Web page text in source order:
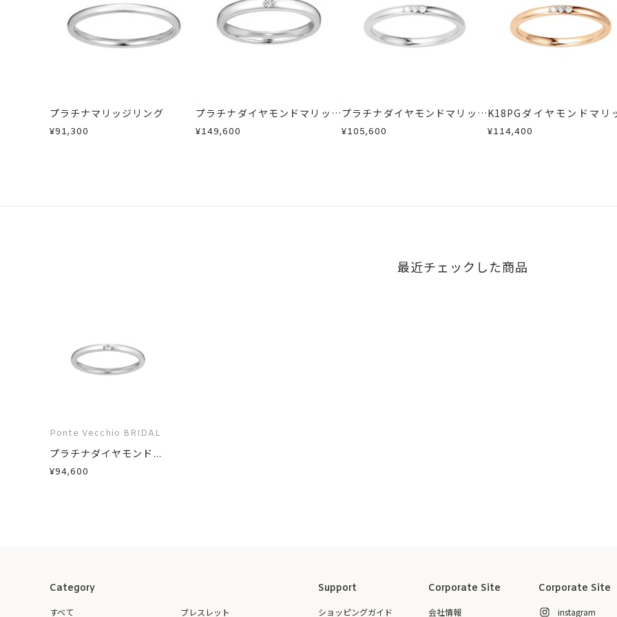
刻印
刻印サービス対象商品
インサイドストーン 可
刻印をお入れしない場合のお届け目安:約1ヶ月半
・刻印をお入れした商品
・販売期間が限定されている商品
・過度な交換・返品を繰り返している場合
詳細はこちら
プラチナマリッジリング
¥91,300
プラチナダイヤモンドマリッジ
リング
¥149,600
プラチナダイヤモンドマリッジ
リング
¥105,600
K18PGダイヤモンドマリ
リング
¥114,400
最近チェックした商品
Ponte Vecchio BRIDAL
プラチナダイヤモンド...
¥94,600
Category
すべて ブレスレット
Support
ショッピングガイド
Corporate Site
会社情報
Corporate Site
instagram